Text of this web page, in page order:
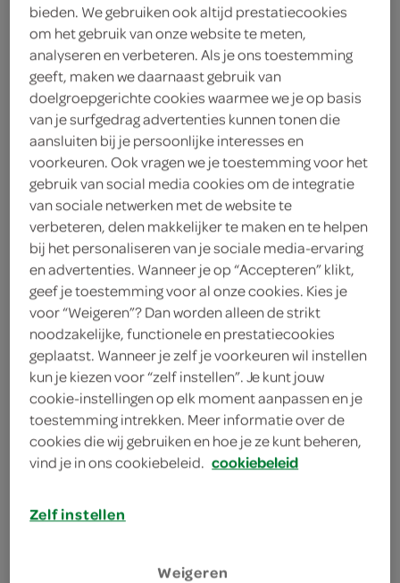
Amstelstraat 1 9673 HX Winschoten
plan je route
bekijk meer vestigingen
KVK 87730014
boodschappen
bestellen
verse broodjes, wraps, snacks
& salades
bestellen
bieden. We gebruiken ook altijd prestatiecookies
om het gebruik van onze website te meten,
analyseren en verbeteren. Als je ons toestemming
geeft, maken we daarnaast gebruik van
doelgroepgerichte cookies waarmee we je op basis
van je surfgedrag advertenties kunnen tonen die
aansluiten bij je persoonlijke interesses en
voorkeuren. Ook vragen we je toestemming voor het
gebruik van social media cookies om de integratie
van sociale netwerken met de website te
verbeteren, delen makkelijker te maken en te helpen
bij het personaliseren van je sociale media-ervaring
en advertenties. Wanneer je op “Accepteren” klikt,
geef je toestemming voor al onze cookies. Kies je
voor “Weigeren”? Dan worden alleen de strikt
noodzakelijke, functionele en prestatiecookies
geplaatst. Wanneer je zelf je voorkeuren wil instellen
kun je kiezen voor “zelf instellen”. Je kunt jouw
cookie-instellingen op elk moment aanpassen en je
toestemming intrekken. Meer informatie over de
cookies die wij gebruiken en hoe je ze kunt beheren,
vind je in ons cookiebeleid. cookiebeleid
Zelf instellen
Weigeren